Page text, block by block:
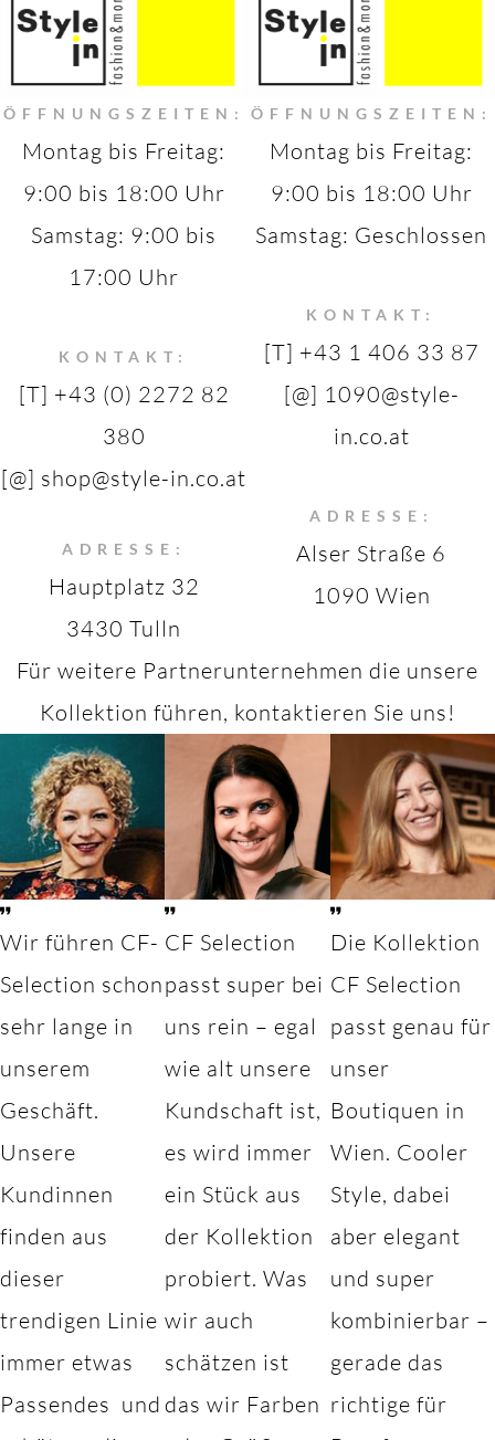
ÖFFNUNGSZEITEN:
Montag bis Freitag:
9:00 bis 18:00 Uhr
Samstag: 9:00 bis
17:00 Uhr
KONTAKT:
[T] +43 (0) 2272 82
380
[@] shop@style-in.co.at
ADRESSE:
Hauptplatz 32
3430 Tulln
ÖFFNUNGSZEITEN:
Montag bis Freitag:
9:00 bis 18:00 Uhr
Samstag: Geschlossen
KONTAKT:
[T] +43 1 406 33 87
[@] 1090@style-
in.co.at
ADRESSE:
Alser Straße 6
1090 Wien
Für weitere Partnerunternehmen die unsere
Kollektion führen, kontaktieren Sie uns!
Wir führen CF-
Selection schon
sehr lange in
unserem
Geschäft.
Unsere
Kundinnen
finden aus
dieser
trendigen Linie
immer etwas
Passendes und
CF Selection
passt super bei
uns rein – egal
wie alt unsere
Kundschaft ist,
es wird immer
ein Stück aus
der Kollektion
probiert. Was
wir auch
schätzen ist
das wir Farben
Die Kollektion
CF Selection
passt genau für
unser
Boutiquen in
Wien. Cooler
Style, dabei
aber elegant
und super
kombinierbar –
gerade das
richtige für